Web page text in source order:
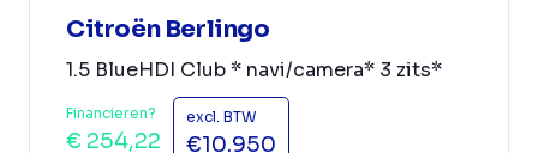
Citroën Berlingo
1.5 BlueHDI Club * navi/camera* 3 zits*
Financieren?
€ 254,22
excl. BTW
€10.950